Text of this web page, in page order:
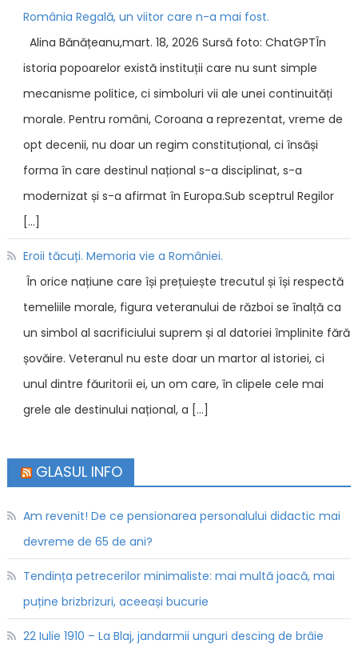
România Regală, un viitor care n-a mai fost.
Alina Bănățeanu,mart. 18, 2026 Sursă foto: ChatGPTÎn
istoria popoarelor există instituții care nu sunt simple
mecanisme politice, ci simboluri vii ale unei continuități
morale. Pentru români, Coroana a reprezentat, vreme de
opt decenii, nu doar un regim constituțional, ci însăși
forma în care destinul național s-a disciplinat, s-a
modernizat și s-a afirmat în Europa.Sub sceptrul Regilor
[…]
Eroii tăcuți. Memoria vie a României.
În orice națiune care își prețuiește trecutul și își respectă
temeliile morale, figura veteranului de război se înalță ca
un simbol al sacrificiului suprem și al datoriei împlinite fără
șovăire. Veteranul nu este doar un martor al istoriei, ci
unul dintre făuritorii ei, un om care, în clipele cele mai
grele ale destinului național, a […]
GLASUL INFO
Am revenit! De ce pensionarea personalului didactic mai
devreme de 65 de ani?
Tendința petrecerilor minimaliste: mai multă joacă, mai
puține brizbrizuri, aceeași bucurie
22 Iulie 1910 – La Blaj, jandarmii unguri descing de brâie